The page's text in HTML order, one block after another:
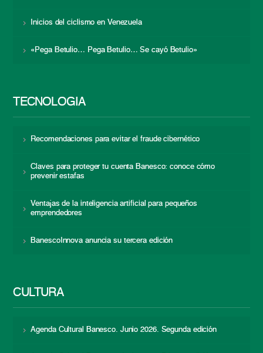
Inicios del ciclismo en Venezuela
«Pega Betulio… Pega Betulio… Se cayó Betulio»
TECNOLOGÍA
Recomendaciones para evitar el fraude cibernético
Claves para proteger tu cuenta Banesco: conoce cómo
prevenir estafas
Ventajas de la inteligencia artificial para pequeños
emprendedores
BanescoInnova anuncia su tercera edición
CULTURA
Agenda Cultural Banesco. Junio 2026. Segunda edición